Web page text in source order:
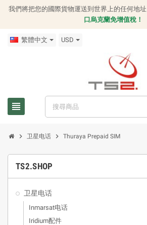
我們將把您的國際貨物運送到世界上的任何地
口烏克蘭免增值稅！
繁體中文 USD
view_headline
chevron_right 卫星电话 chevron_right Thuraya Prepaid SIM
TS2.SHOP
卫星电话
Inmarsat电话
Iridium配件